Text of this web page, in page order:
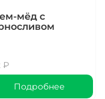
мёд с
₽
Подробнее